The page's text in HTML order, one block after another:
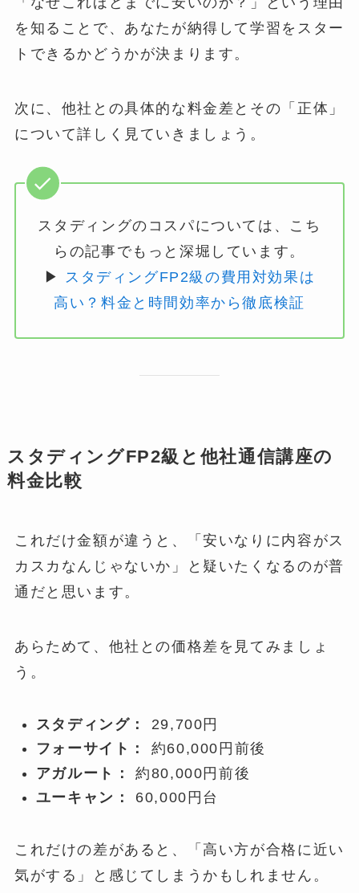
を知ることで、あなたが納得して学習をスター
トできるかどうかが決まります。
次に、他社との具体的な料金差とその「正体」
について詳しく見ていきましょう。
スタディングのコスパについては、こち
らの記事でもっと深堀しています。
▶ スタディングFP2級の費用対効果は
高い？料金と時間効率から徹底検証
スタディングFP2級と他社通信講座の
料金比較
これだけ金額が違うと、「安いなりに内容がス
カスカなんじゃないか」と疑いたくなるのが普
通だと思います。
あらためて、他社との価格差を見てみましょ
う。
スタディング：
29,700円
フォーサイト：
約60,000円前後
アガルート：
約80,000円前後
ユーキャン：
60,000円台
これだけの差があると、「高い方が合格に近い
気がする」と感じてしまうかもしれません。